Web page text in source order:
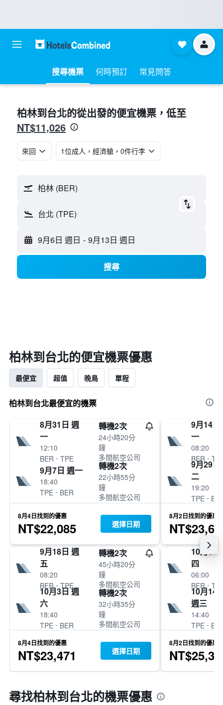
搜尋機票 何時預訂 常見問答
柏林​到台北​的從​出發的便宜機票​，低至
NT$11,026
來回 1位成人​，經濟艙​，0件行李
柏林 (BER)
台北 (TPE)
9月6日 週日 - 9月13日 週日
搜尋
柏林​到台北​的便宜機票優惠
最便宜 超值 晚鳥 單程
柏林到台北最便宜的機票
8月31日 週
一
12:10
BER - TPE
轉機2次
24小時20分
鐘
多間航空公司
9月7日 週一
18:40
TPE - BER
轉機2次
22小時55分
鐘
多間航空公司
8月4日找到的優惠
NT$22,085 選擇日期
9月18日 週
五
08:20
BER - TPE
轉機2次
45小時20分
鐘
多間航空公司
10月3日 週
六
18:40
TPE - BER
轉機2次
32小時35分
鐘
多間航空公司
8月4日找到的優惠
NT$23,471 選擇日期
9月14日
一
08:20
BER -
9月29日
二
19:20
TPE -
8月2日找到的優惠
10月1日
四
06:00
BER -
10月14
週三
14:40
TPE -
8月2日找到的優惠
尋找柏林到台北的機票優惠